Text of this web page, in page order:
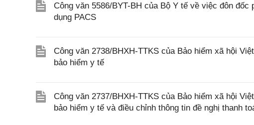
Công văn 5586/BYT-BH của Bộ Y tế về việc đôn
dụng PACS
Công văn 2738/BHXH-TTKS của Bảo hiểm xã hội
bảo hiểm y tế
Công văn 2737/BHXH-TTKS của Bảo hiểm xã hội
bảo hiểm y tế và điều chỉnh thông tin đề nghị thanh